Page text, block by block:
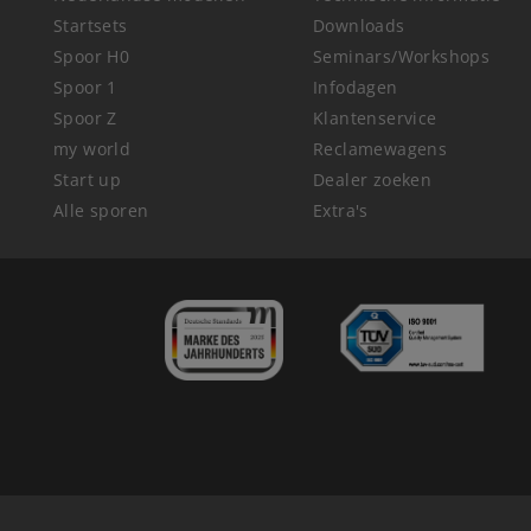
Startsets
Spoor H0
Spoor 1
Spoor Z
my world
Start up
Alle sporen
Downloads
Seminars/Workshops
Infodagen
Klantenservice
Reclamewagens
Dealer zoeken
Extra's